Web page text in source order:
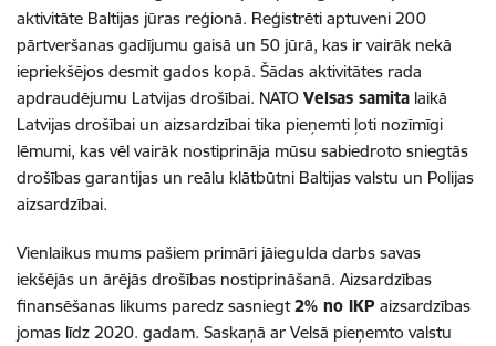
aktivitāte Baltijas jūras reģionā. Reģistrēti aptuveni 200
pārtveršanas gadījumu gaisā un 50 jūrā, kas ir vairāk nekā
iepriekšējos desmit gados kopā. Šādas aktivitātes rada
apdraudējumu Latvijas drošībai. NATO Velsas samita laikā
Latvijas drošībai un aizsardzībai tika pieņemti ļoti nozīmīgi
lēmumi, kas vēl vairāk nostiprināja mūsu sabiedroto sniegtās
drošības garantijas un reālu klātbūtni Baltijas valstu un Polijas
aizsardzībai.
Vienlaikus mums pašiem primāri jāiegulda darbs savas
iekšējās un ārējās drošības nostiprināšanā. Aizsardzības
finansēšanas likums paredz sasniegt2% no IKP aizsardzības
jomas līdz 2020. gadam. Saskaņā ar Velsā pieņemto valstu